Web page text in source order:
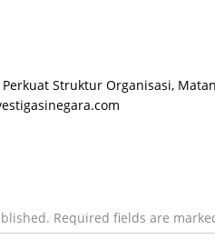
Perkuat Struktur Organisasi,
Required fields are